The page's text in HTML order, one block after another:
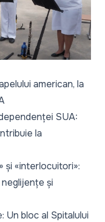
american, la
SUA:
la
și «interlocuitori»:
și
Un bloc al Spitalului